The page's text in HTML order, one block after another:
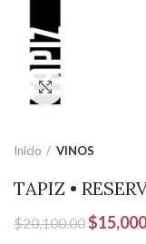
Inicio VINOS
TAPIZ •
$20,100.00 El
$